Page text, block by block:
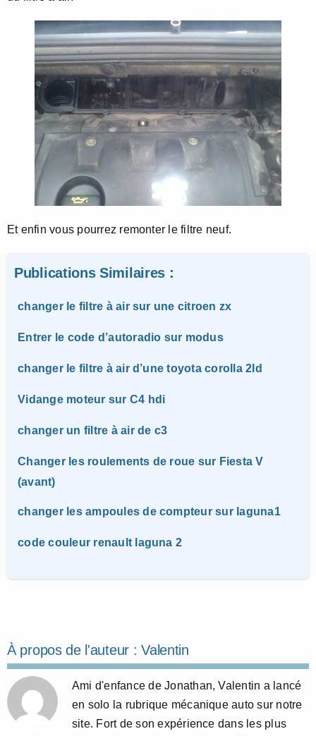
Et enfin vous pourrez remonter le filtre neuf.
Publications Similaires :
changer le filtre à air sur une citroen zx
Entrer le code d’autoradio sur modus
changer le filtre à air d’une toyota corolla 2ld
Vidange moteur sur C4 hdi
changer un filtre à air de c3
Changer les roulements de roue sur Fiesta V
(avant)
changer les ampoules de compteur sur laguna1
code couleur renault laguna 2
À propos de l'auteur :Valentin
Ami d'enfance de Jonathan, Valentin a lancé
en solo la rubrique mécanique auto sur notre
site. Fort de son expérience dans les plus